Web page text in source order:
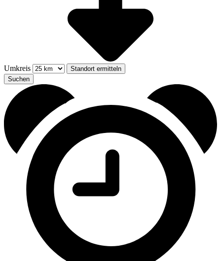
Umkreis
Standort ermitteln
Suchen